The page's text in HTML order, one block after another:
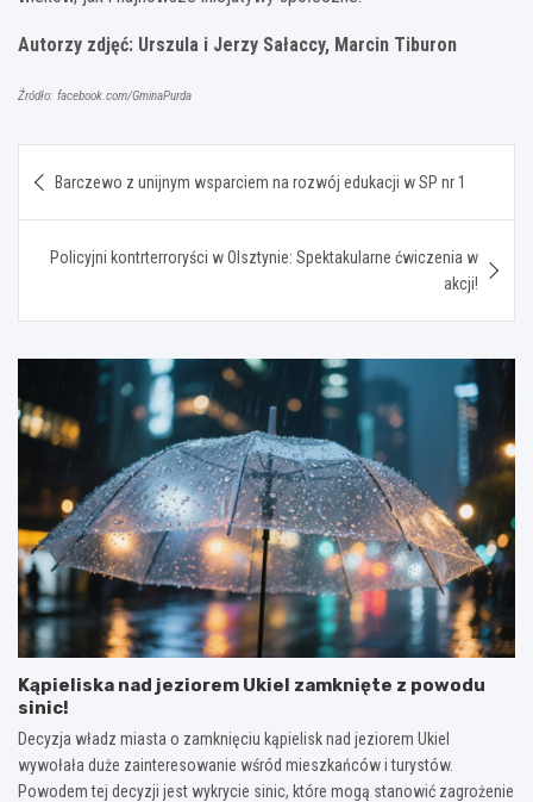
Autorzy zdjęć: Urszula i Jerzy Sałaccy, Marcin Tiburon
Źródło: facebook.com/GminaPurda
wpisu
Barczewo z unijnym wsparciem na rozwój edukacji w SP nr 1
Policyjni kontrterroryści w Olsztynie: Spektakularne ćwiczenia w
akcji!
Kąpieliska nad jeziorem Ukiel zamknięte z powodu
sinic!
Decyzja władz miasta o zamknięciu kąpielisk nad jeziorem Ukiel
wywołała duże zainteresowanie wśród mieszkańców i turystów.
Powodem tej decyzji jest wykrycie sinic, które mogą stanowić zagrożenie